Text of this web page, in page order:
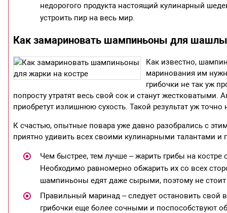
недорогого продукта настоящий кулинарный
устроить пир на весь мир.
Как замариновать шампиньоны для
Как известно,
маринования им
грибочки не так уж
попросту утратят весь свой сок и станут
приобретут излишнюю сухость. Такой результат уж
К счастью, опытные повара уже давно разобрались с
приятно удивить всех своими кулинарными талантами
Чем быстрее, тем лучше – жарить грибы на
Необходимо равномерно обжарить их со всех
шампиньоны едят даже сырыми, поэтому не
Правильный маринад – следует остановить свой
грибочки еще более сочными и поспособствуют